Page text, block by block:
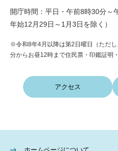
開庁時間：平日・午前8時30分～
年始12月29日～1月3日を除く）
※令和8年4月以降は第2日曜日（ただ
分からお昼12時まで住民票・印鑑証明
アクセス